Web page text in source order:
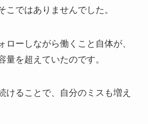
こではありませんでした。
ローしながら働くこと自体が、
量を超えていたのです。
けることで、自分のミスも増え